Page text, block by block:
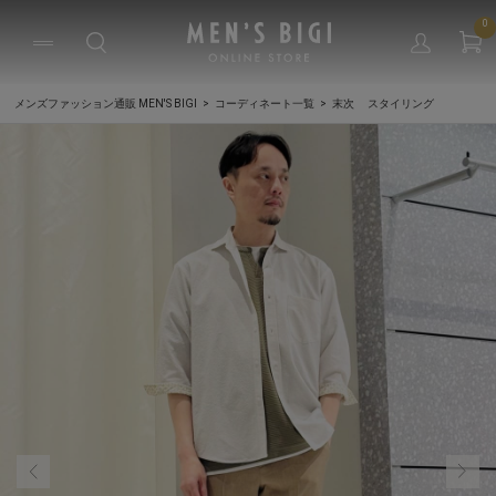
0
メンズファッション通販 MEN'S BIGI コーディネート一覧 末次 スタイリング